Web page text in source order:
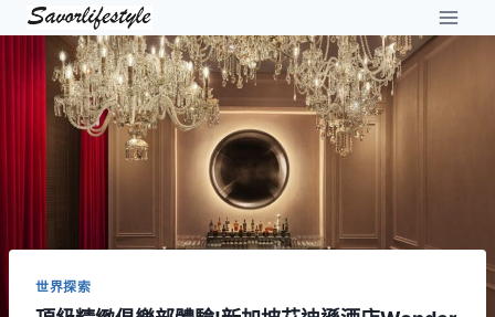
Skip
content
世界探索